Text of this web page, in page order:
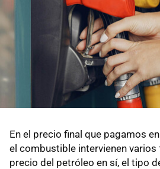
En el precio final que pagamos
el combustible intervienen
precio del petróleo en sí, el tipo